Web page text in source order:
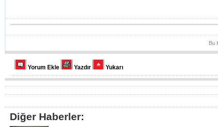
Bu
Yorum Ekle Yazdır Yukarı
Diğer Haberler: